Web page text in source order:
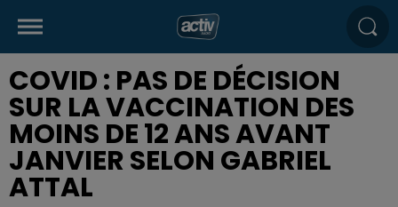
COVID : PAS DE DÉCISION
SUR LA VACCINATION DES
MOINS DE 12 ANS AVANT
JANVIER SELON GABRIEL
ATTAL